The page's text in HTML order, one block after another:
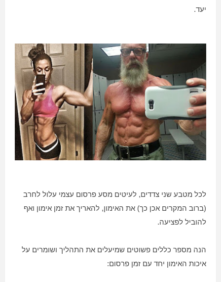
יעד.
לכל מטבע שני צדדים, לעיטים מסע פרסום עצמי עלול לחרב
(ברוב המקרים אכן כך) את האימון, להאריך את זמן אימון ואף
להוביל לפציעה.
הנה מספר כללים פשוטים שמיעלים את התהליך ושומרים על
איכות האימון יחד עם זמן פרסום: